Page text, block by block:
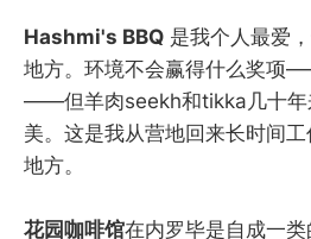
Hashmi's BBQ 是我个人最爱
地方。环境不会赢得什么奖项
——但羊肉seekh和tikka几十年
美。这是我从营地回来长时间
地方。
花园咖啡馆在内罗毕是自成一类